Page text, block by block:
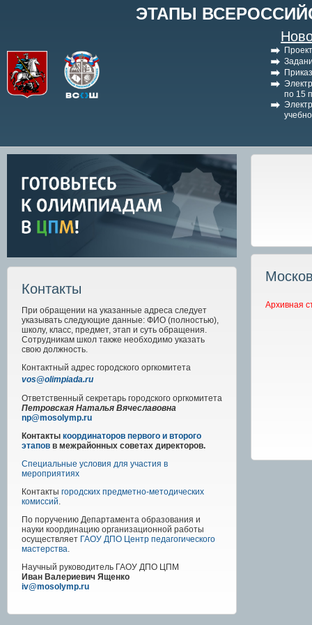
ЭТАПЫ
по 15
Контакты
При обращении на указанные адреса следует
указывать следующие данные: ФИО (полностью),
школу, класс, предмет, этап и суть обращения.
Сотрудникам школ также необходимо указать
свою должность.
Контактный адрес городского оргкомитета
vos@olimpiada.ru
Ответственный секретарь городского оргкомитета
Петровская Наталья Вячеславовна
np@mosolymp.ru
Контакты координаторов первого и второго
этапов в межрайонных советах директоров.
Специальные условия для участия в
мероприятиях
Контакты городских предметно-методических
комиссий.
По поручению Департамента образования и
науки координацию организационной работы
осуществляет ГАОУ ДПО Центр педагогического
мастерства.
Научный руководитель ГАОУ ДПО ЦПМ
Иван Валериевич Ященко
iv@mosolymp.ru
Архивная